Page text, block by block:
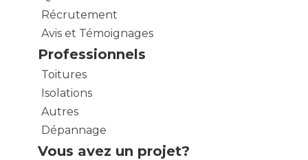
Récrutement
Avis et Témoignages
Professionnels
Toitures
Isolations
Autres
Dépannage
Vous avez un projet?